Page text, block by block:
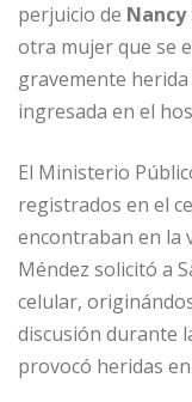
perjuicio de Nancy
otra mujer que se
gravemente
ingresada en el
El Ministerio
registrados en el
encontraban en la
Méndez solicitó a
celular,
discusión durante
provocó heridas